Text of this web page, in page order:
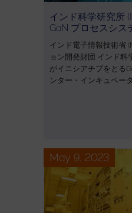
インド科学研究所
GaN プロセスシス
インド電子情報技術省
ョン開発財団 インド科
がイニシアチブをとる
ンター・インキュベー
May 9, 2023